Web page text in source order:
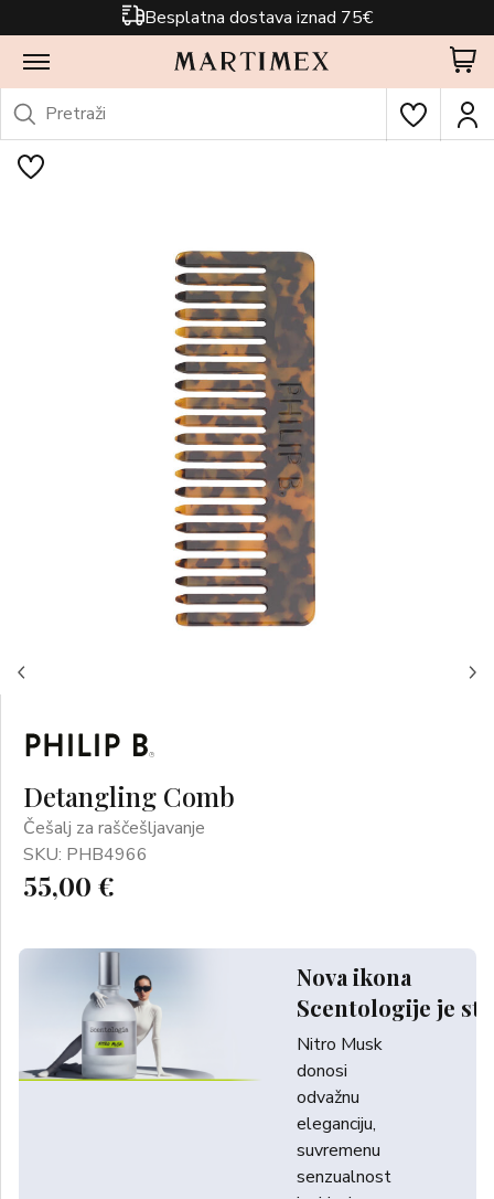
Besplatna dostava iznad 75€
Detangling Comb
Češalj za raščešljavanje
SKU: PHB4966
55,00 €
Nova ikona
Scentologije je
Nitro Musk
donosi
odvažnu
eleganciju,
suvremenu
senzualnost